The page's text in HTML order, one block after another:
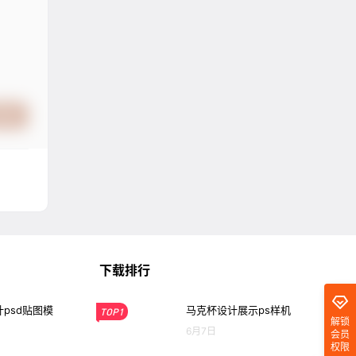
解锁
会员
权限
psd贴图模
下载排行
TOP1 马克杯设计展示ps样机
6月7日